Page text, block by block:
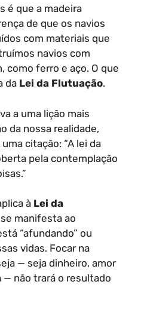
é que a madeira
de que os navios
com materiais que
navios com
como ferro e aço. O que
da Lei da Flutuação.
a uma lição mais
da nossa realidade,
citação: “A lei da
pela contemplação
à Lei da
se manifesta ao
“afundando” ou
vidas. Focar na
— seja dinheiro, amor
não trará o resultado